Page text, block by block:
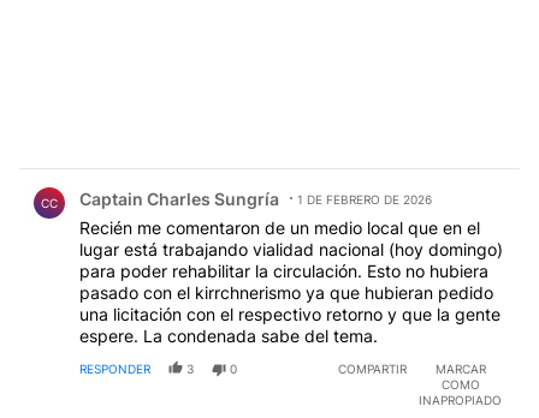
CC Captain Charles Sungría 1 DE FEBRERO DE 2026
Recién me comentaron de un medio local que en el
lugar está trabajando vialidad nacional (hoy domingo)
para poder rehabilitar la circulación. Esto no hubiera
pasado con el kirrchnerismo ya que hubieran pedido
una licitación con el respectivo retorno y que la gente
espere. La condenada sabe del tema.
RESPONDER 3 0 COMPARTIR
MARCAR
COMO
INAPROPIADO